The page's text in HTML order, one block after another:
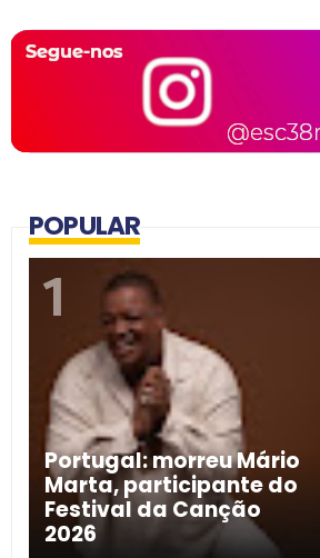
POPULAR
Portugal: morreu Mário
Marta, participante do
Festival da Canção
2026